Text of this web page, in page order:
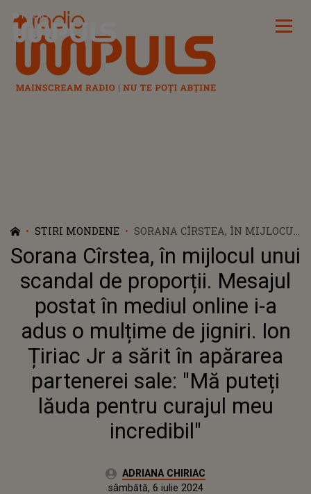
Radio Impuls
STIRI MONDENE
SORANA CÎRSTEA, ÎN MIJLOCUL
UNUI SCANDAL DE PROPORȚII.
MESAJUL POSTAT ÎN MEDIUL
ONLINE I-A ADUS O MULȚIME
DE JIGNIRI. ION ȚIRIAC JR A
SĂRIT ÎN APĂRAREA
LĂUDA PENTRU CURAJUL MEU
INCREDIBIL"
Sorana Cîrstea, în mijlocul unui
scandal de proporții. Mesajul
postat în mediul online i-a
adus o mulțime de jigniri. Ion
Țiriac Jr a sărit în apărarea
partenerei sale: "Mă puteți
lăuda pentru curajul meu
incredibil"
Autor:ADRIANA CHIRIAC
Actualizat:
sâmbătă, 6 iulie 2024